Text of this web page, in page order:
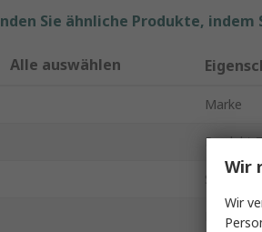
Sie ähnliche Produkte,
Alle auswählen
Marke
Produkt
Serie
Wir
Wir